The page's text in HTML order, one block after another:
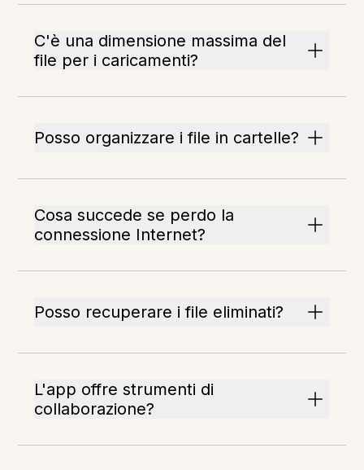
C'è una dimensione massima del
file per i caricamenti?
Posso organizzare i file in cartelle?
Cosa succede se perdo la
connessione Internet?
Posso recuperare i file eliminati?
L'app offre strumenti di
collaborazione?